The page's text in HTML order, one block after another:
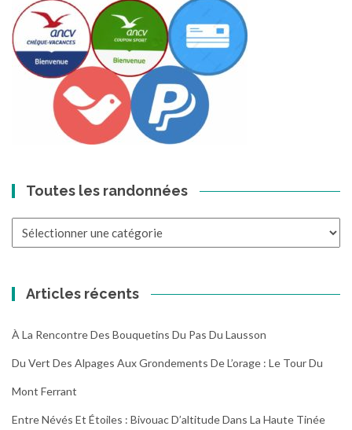
Toutes les randonnées
Articles récents
À La Rencontre Des Bouquetins Du Pas Du Lausson
Du Vert Des Alpages Aux Grondements De L’orage : Le Tour Du
Mont Ferrant
Entre Névés Et Étoiles : Bivouac D’altitude Dans La Haute Tinée